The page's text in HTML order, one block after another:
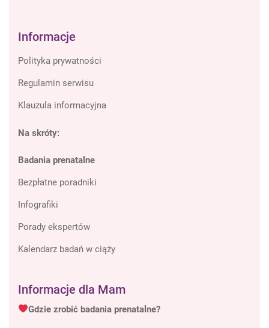
Informacje
Polityka prywatności
Regulamin serwisu
Klauzula informacyjna
Na skróty:
Badania prenatalne
Bezpłatne poradniki
Infografiki
Porady ekspertów
Kalendarz badań w ciąży
Informacje dla Mam
Gdzie zrobić badania prenatalne?